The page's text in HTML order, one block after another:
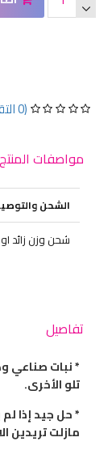
(0 التقييمات)
مواصفات المنتج
الشحن
شحن وزن زائد
تفاصيل
* نبات صناعي
تلو الأخرى.
* حل جيد إذا
مازلت تريدين